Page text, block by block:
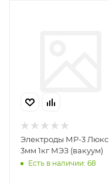
Электроды МР-3 Люкс
3мм 1кг МЭЗ (вакуум)
Есть в наличии: 68